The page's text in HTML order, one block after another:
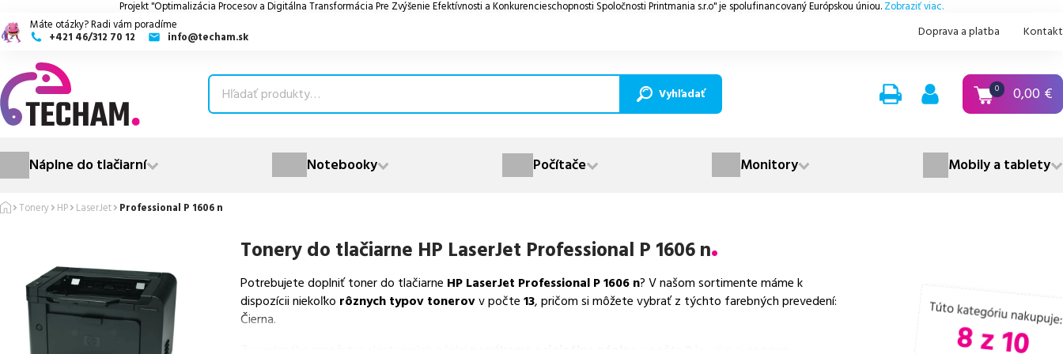
Projekt "Optimalizácia Procesov a Digitálna Transformácia Pre Zvýšenie Efektívnosti a Konkurencieschopnosti Spoločnosti Printmania s.r.o" je spolufinancovaný Európskou úniou. Zobraziť viac.
Máte otázky? Radi vám poradíme
+421 46/312 70 12
info@techam.sk Doprava a platba Kontakt
Vyhľadať 0 0,00 €
Náplne do tlačiarní Notebooky Počítače Monitory Mobily a tablety
Tonery HP LaserJet Professional P 1606 n
Tonery do tlačiarne HP LaserJet Professional P 1606 n
Potrebujete doplniť toner do tlačiarne HP LaserJet Professional P 1606 n? V našom sortimente máme k
dispozícii niekoľko rôznych typov tonerovv počte 13, pričom si môžete vybrať z týchto farebných prevedení:
Čierna.